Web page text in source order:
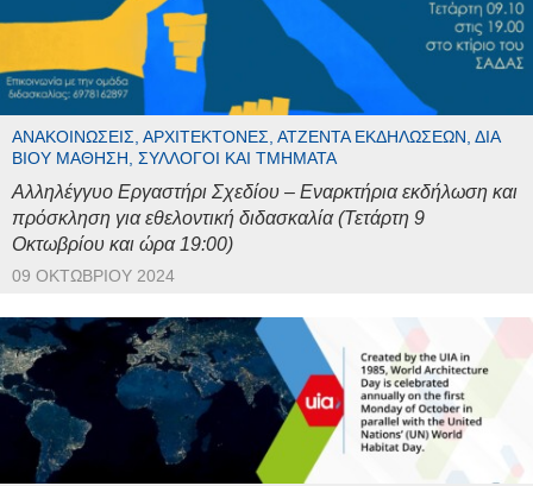
ΑΝΑΚΟΙΝΏΣΕΙΣ, ΑΡΧΙΤΈΚΤΟΝΕΣ, ΑΤΖΈΝΤΑ ΕΚΔΗΛΏΣΕΩΝ, ΔΙΆ
ΒΊΟΥ ΜΆΘΗΣΗ, ΣΎΛΛΟΓΟΙ ΚΑΙ ΤΜΉΜΑΤΑ
Αλληλέγγυο Εργαστήρι Σχεδίου – Εναρκτήρια εκδήλωση και
πρόσκληση για εθελοντική διδασκαλία (Τετάρτη 9
Οκτωβρίου και ώρα 19:00)
09 ΟΚΤΩΒΡΊΟΥ 2024